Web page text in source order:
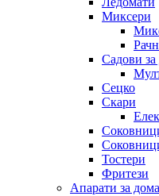
Миксери
Садови
Сецко
Скари
Тостери
Фритези
Апарати за